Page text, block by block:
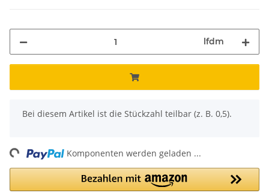
lfdm
x
Bei diesem Artikel ist die Stückzahl teilbar (z. B. 0,5).
Komponenten werden geladen ...